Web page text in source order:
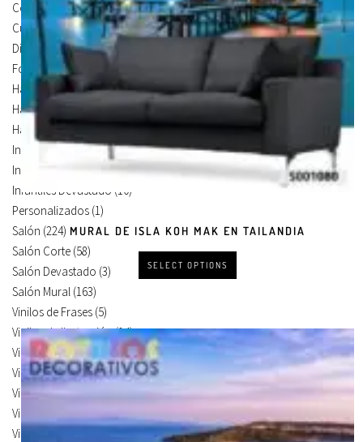
MURAL DE ISLA KOH MAK EN TAILANDIA
SELECT OPTIONS
Cocina
(13)
Cuadros en Vinilos(105)
Diseños en Vinilo(8)
Foto Lienzo
Habitación(4)
Habitación Corte(3)
Habitación Devastado(1)
Infantiles(75)
Infantiles Corte
(65)
Infantiles Devastado (10)
Personalizados (1)
Salón (224)
Salón Corte (58)
Salón Devastado (3)
Salón Mural (163)
Vinilos de Frases (5)
Vinilos de Ilustración(14)
Vinilos de Marcas
Vinilos de Pegatinas(9)
Vinilos Para Armarios (20)
Vinilos Para Coches(21)
Vinilos Para Frigorificos
(11)